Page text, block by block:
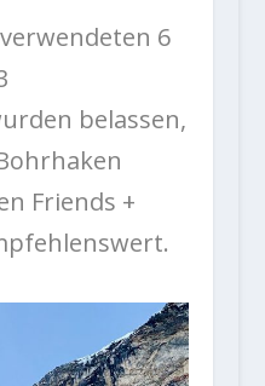
6
belassen,
Friends +